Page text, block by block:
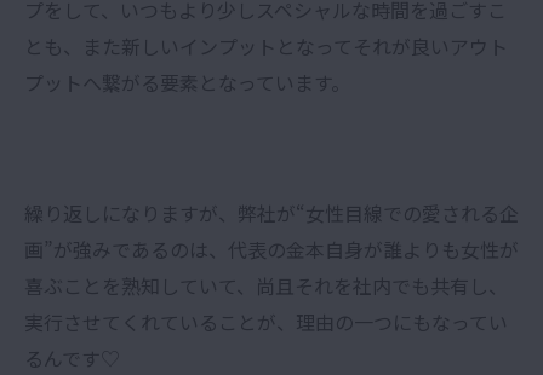
プをして、いつもより少しスペシャルな時間を過ごすこ
とも、また新しいインプットとなってそれが良いアウト
プットへ繋がる要素となっています。
繰り返しになりますが、弊社が“女性目線での愛される企
画”が強みであるのは、代表の金本自身が誰よりも女性が
喜ぶことを熟知していて、尚且それを社内でも共有し、
実行させてくれていることが、理由の一つにもなってい
るんです♡